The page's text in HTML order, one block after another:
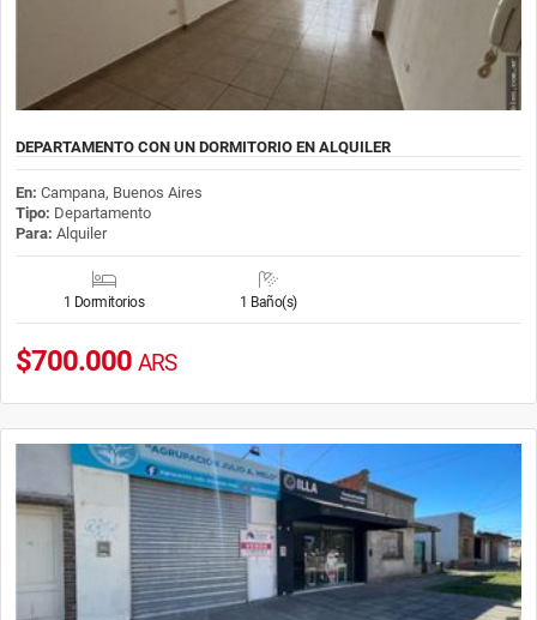
DEPARTAMENTO CON UN DORMITORIO EN ALQUILER
En: Campana, Buenos Aires
Tipo: Departamento
Para: Alquiler
1 Dormitorios 1 Baño(s)
$700.000 ARS